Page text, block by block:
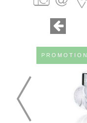
PROMOTION